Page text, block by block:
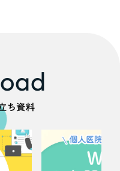
ち資料